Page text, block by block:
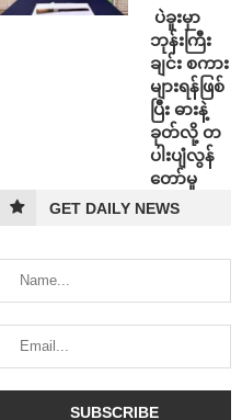
⁩ ⁨ပဲခူးမှာ
ဘုန်းကြီး
ချင်း စကား
များရန်ဖြစ်
ပြီး ဓားနဲ့
ခုတ်လို့ တ
ပါးပျံလွန်
တော်မူ
GET DAILY NEWS